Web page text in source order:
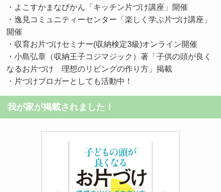
・よこすかまなびかん「キッチン片づけ講座」開催
・逸見コミュニティーセンター「楽しく学ぶ片づけ講座」
開催
・収育お片づけセミナー(収納検定3級)オンライン開催
・小島弘章（収納王子コジマジック）著「子供の頭が良く
なるお片づけ 理想のリビングの作り方」掲載
・片づけブロガーとしても活動中！
我が家が掲載されました！